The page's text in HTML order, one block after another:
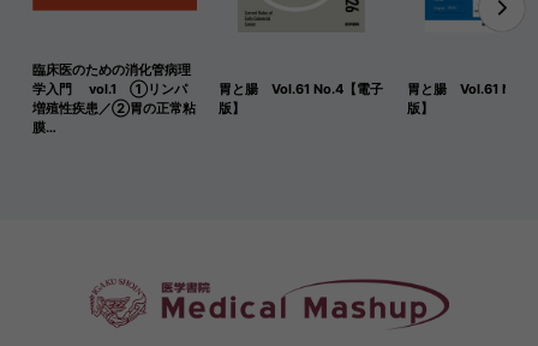
臨床医のための消化管病理
学入門 vol.1 ①リンパ
増殖性疾患／②胃の正常粘
膜…
胃と腸 Vol.61 No.4【電子
版】
胃と腸 Vol.61 No.8
版】